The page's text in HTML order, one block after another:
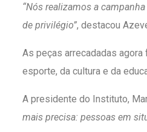
“Nós realizamos a
de privilégio”, destacou
As peças arrecadadas
esporte, da cultura e da
A presidente do Instituto,
mais precisa: pessoas em